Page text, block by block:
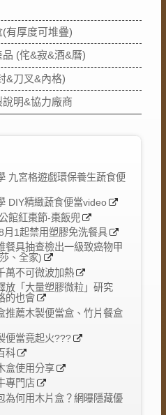
(有厚度可堆疊)
品 (侘&寂&酒&曆)
&刀叉&內格)
明&協力廠商
九宮格遊戲環保養生蔬食便
DIY精緻蔬食便當video
館紅棗節-棗飯兜
月1起禁用塑膠免洗餐具
餐具抽查檢出一級致癌物甲
、全家)
萬不可微波加熱
放「大量塑膠微粒」研究
的也會
推薦木製便當盒、竹片餐盒
便當竟起火???
科
盒使用分享
專門店
為何用木片盒？網曝隱藏優